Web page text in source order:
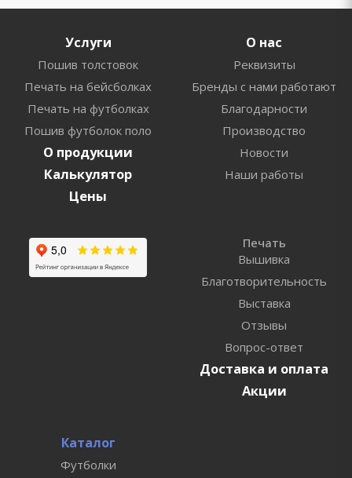
Услуги
Пошив толстовок
Печать на бейсболках
Печать на футболках
Пошив футболок поло
О продукции
Калькулятор
Цены
О нас
Реквизиты
Бренды с нами работают
Благодарности
Производство
Новости
Наши работы
Печать
Вышивка
Благотворительность
Выставка
Отзывы
Вопрос-ответ
Доставка и оплата
Акции
Каталог
Футболки